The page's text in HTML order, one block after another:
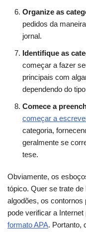
Organize as
pedidos da
jornal.
Identifique as
começar a fazer
principais com
dependendo do
Comece a
começar a
categoria,
geralmente se
tese.
Obviamente, os
tópico. Quer se trate
algodões, os
pode verificar a
formato APA. Portanto,